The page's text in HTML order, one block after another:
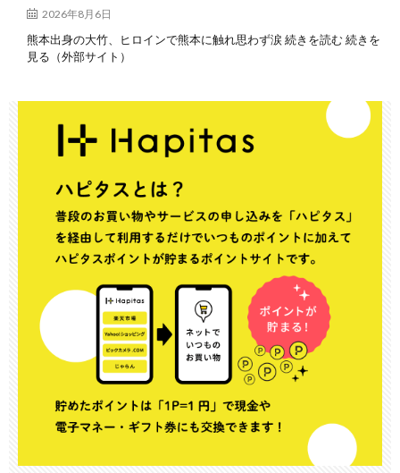
2026年8月6日
熊本出身の大竹、ヒロインで熊本に触れ思わず涙 続きを読む 続きを
見る（外部サイト）